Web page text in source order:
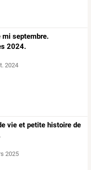
mi septembre.
2024.
2024
vie et petite histoire de
2025